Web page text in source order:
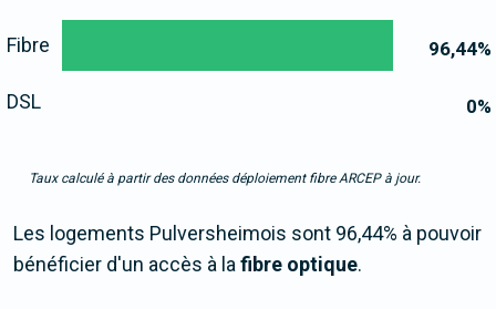
96,44%
0%
Fibre
DSL
Taux calculé à partir des données déploiement fibre ARCEP à jour.
Les logements Pulversheimois sont 96,44% à pouvoir
bénéficier d'un accès à lafibre optique.